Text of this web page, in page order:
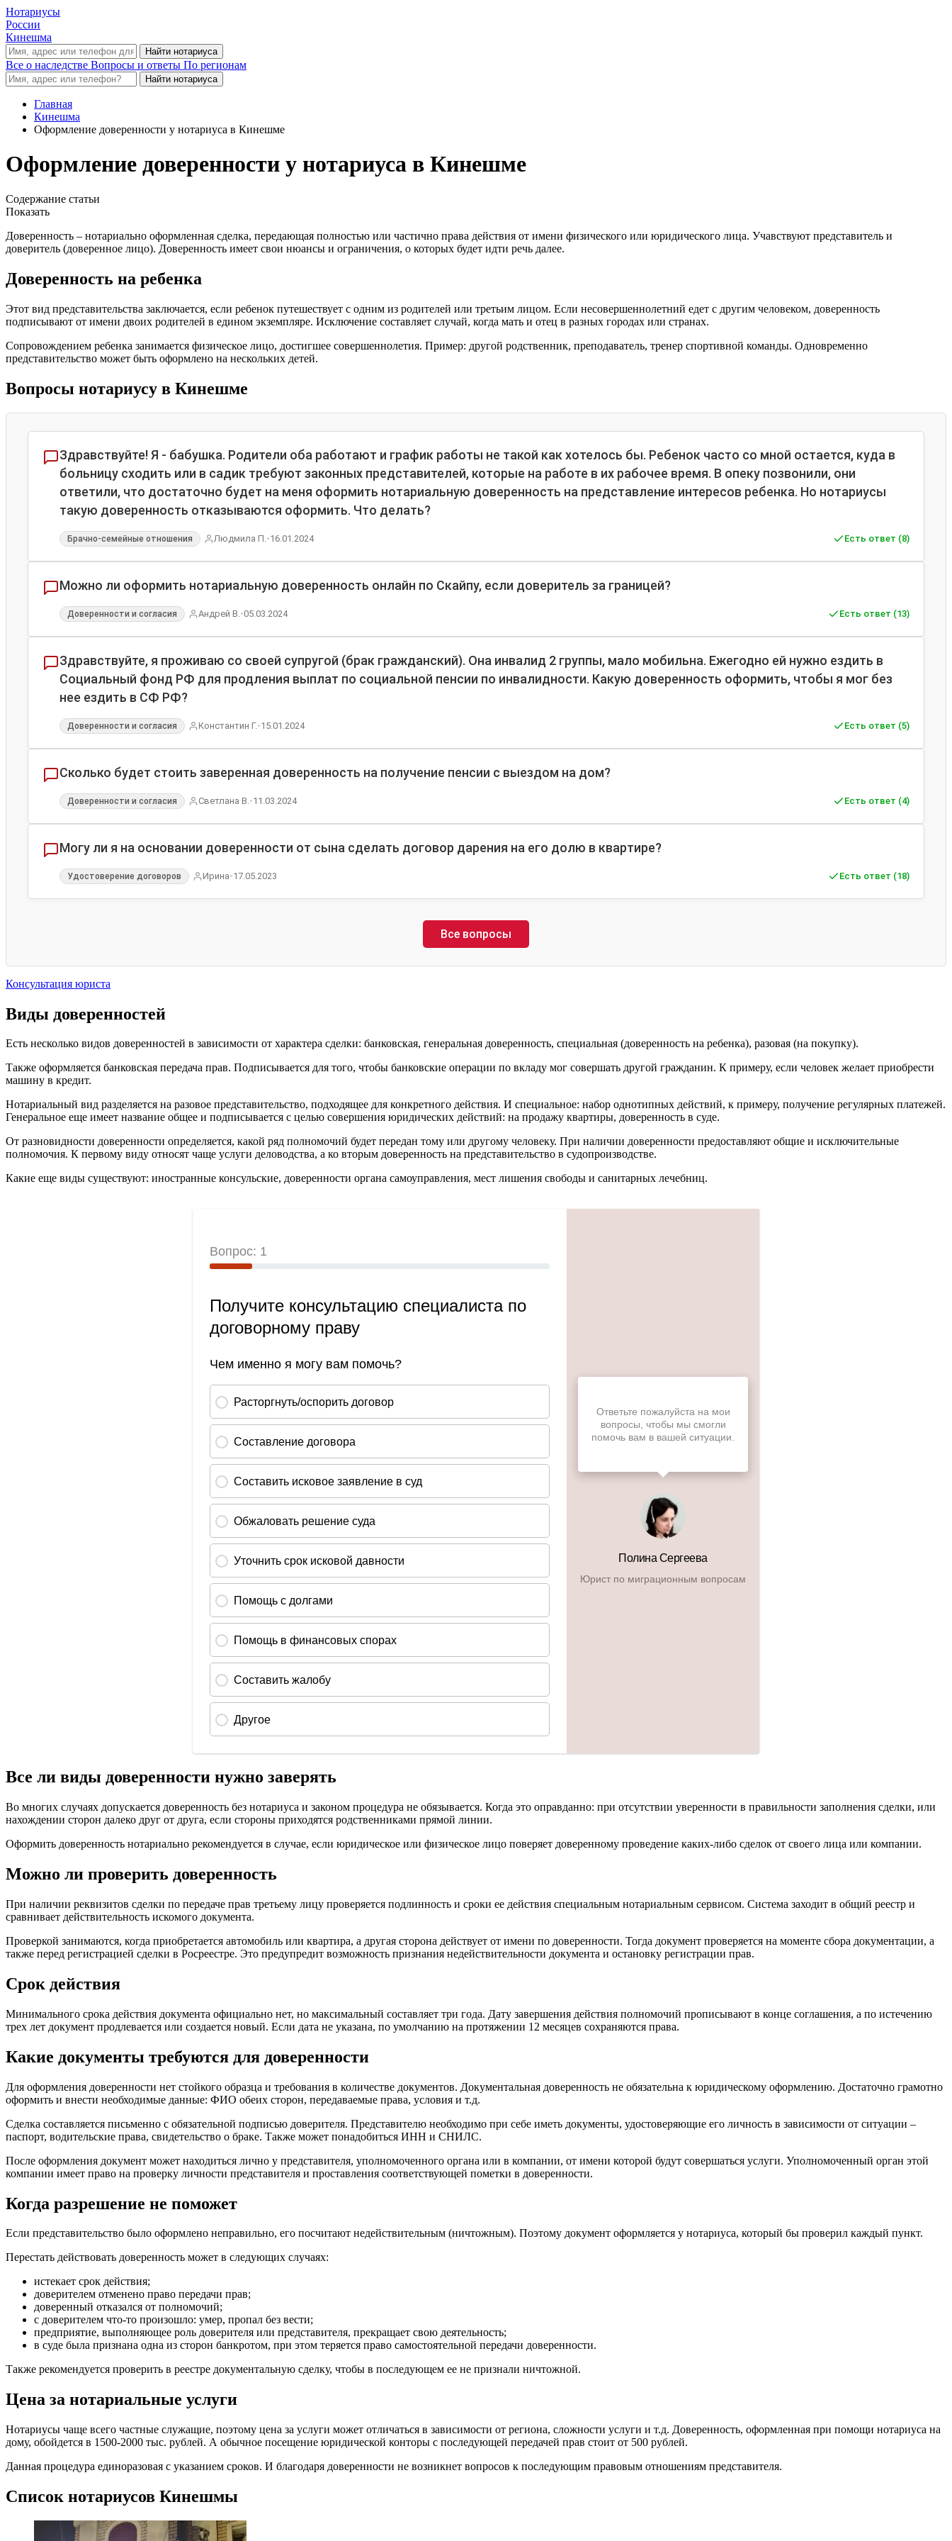
Нотариусы
России
Кинешма
Все о наследстве Вопросы и ответы По регионам
Главная
Кинешма
Оформление доверенности у нотариуса в Кинешме
Оформление доверенности у нотариуса в Кинешме
Содержание статьи
Показать
Доверенность – нотариально оформленная сделка, передающая полностью или частично права действия от имени физического или юридического лица. Учавствуют представитель и
доверитель (доверенное лицо). Доверенность имеет свои нюансы и ограничения, о которых будет идти речь далее.
Доверенность на ребенка
Этот вид представительства заключается, если ребенок путешествует с одним из родителей или третьим лицом. Если несовершеннолетний едет с другим человеком, доверенность
подписывают от имени двоих родителей в едином экземпляре. Исключение составляет случай, когда мать и отец в разных городах или странах.
Сопровождением ребенка занимается физическое лицо, достигшее совершеннолетия. Пример: другой родственник, преподаватель, тренер спортивной команды. Одновременно
представительство может быть оформлено на нескольких детей.
Вопросы нотариусу в Кинешме
Здравствуйте! Я - бабушка. Родители оба работают и график работы не такой как хотелось бы. Ребенок часто со мной остается, куда в
больницу сходить или в садик требуют законных представителей, которые на работе в их рабочее время. В опеку позвонили, они
ответили, что достаточно будет на меня оформить нотариальную доверенность на представление интересов ребенка. Но нотариусы
такую доверенность отказываются оформить. Что делать?
Брачно-семейные отношения Людмила П.•16.01.2024 Есть ответ (8)
Можно ли оформить нотариальную доверенность онлайн по Скайпу, если доверитель за границей?
Доверенности и согласия Андрей В.•05.03.2024 Есть ответ (13)
Здравствуйте, я проживаю со своей супругой (брак гражданский). Она инвалид 2 группы, мало мобильна. Ежегодно ей нужно ездить в
Социальный фонд РФ для продления выплат по социальной пенсии по инвалидности. Какую доверенность оформить, чтобы я мог без
нее ездить в СФ РФ?
Доверенности и согласия Константин Г.•15.01.2024 Есть ответ (5)
Сколько будет стоить заверенная доверенность на получение пенсии с выездом на дом?
Доверенности и согласия Светлана В.•11.03.2024 Есть ответ (4)
Могу ли я на основании доверенности от сына сделать договор дарения на его долю в квартире?
Удостоверение договоров Ирина•17.05.2023 Есть ответ (18)
Все вопросы
Консультация юриста
Виды доверенностей
Есть несколько видов доверенностей в зависимости от характера сделки: банковская, генеральная доверенность, специальная (доверенность на ребенка), разовая (на покупку).
Также оформляется банковская передача прав. Подписывается для того, чтобы банковские операции по вкладу мог совершать другой гражданин. К примеру, если человек желает приобрести
машину в кредит.
Нотариальный вид разделяется на разовое представительство, подходящее для конкретного действия. И специальное: набор однотипных действий, к примеру, получение регулярных платежей.
Генеральное еще имеет название общее и подписывается с целью совершения юридических действий: на продажу квартиры, доверенность в суде.
От разновидности доверенности определяется, какой ряд полномочий будет передан тому или другому человеку. При наличии доверенности предоставляют общие и исключительные
полномочия. К первому виду относят чаще услуги деловодства, а ко вторым доверенность на представительство в судопроизводстве.
Какие еще виды существуют: иностранные консульские, доверенности органа самоуправления, мест лишения свободы и санитарных лечебниц.
Все ли виды доверенности нужно заверять
Во многих случаях допускается доверенность без нотариуса и законом процедура не обязывается. Когда это оправданно: при отсутствии уверенности в правильности заполнения сделки, или
нахождении сторон далеко друг от друга, если стороны приходятся родственниками прямой линии.
Оформить доверенность нотариально рекомендуется в случае, если юридическое или физическое лицо поверяет доверенному проведение каких-либо сделок от своего лица или компании.
Можно ли проверить доверенность
При наличии реквизитов сделки по передаче прав третьему лицу проверяется подлинность и сроки ее действия специальным нотариальным сервисом. Система заходит в общий реестр и
сравнивает действительность искомого документа.
Проверкой занимаются, когда приобретается автомобиль или квартира, а другая сторона действует от имени по доверенности. Тогда документ проверяется на моменте сбора документации, а
также перед регистрацией сделки в Росреестре. Это предупредит возможность признания недействительности документа и остановку регистрации прав.
Срок действия
Минимального срока действия документа официально нет, но максимальный составляет три года. Дату завершения действия полномочий прописывают в конце соглашения, а по истечению
трех лет документ продлевается или создается новый. Если дата не указана, по умолчанию на протяжении 12 месяцев сохраняются права.
Какие документы требуются для доверенности
Для оформления доверенности нет стойкого образца и требования в количестве документов. Документальная доверенность не обязательна к юридическому оформлению. Достаточно грамотно
оформить и внести необходимые данные: ФИО обеих сторон, передаваемые права, условия и т.д.
Сделка составляется письменно с обязательной подписью доверителя. Представителю необходимо при себе иметь документы, удостоверяющие его личность в зависимости от ситуации –
паспорт, водительские права, свидетельство о браке. Также может понадобиться ИНН и СНИЛС.
После оформления документ может находиться лично у представителя, уполномоченного органа или в компании, от имени которой будут совершаться услуги. Уполномоченный орган этой
компании имеет право на проверку личности представителя и проставления соответствующей пометки в доверенности.
Когда разрешение не поможет
Если представительство было оформлено неправильно, его посчитают недействительным (ничтожным). Поэтому документ оформляется у нотариуса, который бы проверил каждый пункт.
Перестать действовать доверенность может в следующих случаях:
истекает срок действия;
доверителем отменено право передачи прав;
доверенный отказался от полномочий;
с доверителем что-то произошло: умер, пропал без вести;
предприятие, выполняющее роль доверителя или представителя, прекращает свою деятельность;
в суде была признана одна из сторон банкротом, при этом теряется право самостоятельной передачи доверенности.
Также рекомендуется проверить в реестре документальную сделку, чтобы в последующем ее не признали ничтожной.
Цена за нотариальные услуги
Нотариусы чаще всего частные служащие, поэтому цена за услуги может отличаться в зависимости от региона, сложности услуги и т.д. Доверенность, оформленная при помощи нотариуса на
дому, обойдется в 1500-2000 тыс. рублей. А обычное посещение юридической конторы с последующей передачей прав стоит от 500 рублей.
Данная процедура единоразовая с указанием сроков. И благодаря доверенности не возникнет вопросов к последующим правовым отношениям представителя.
Список нотариусов Кинешмы